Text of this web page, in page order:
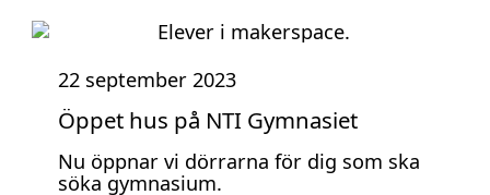
22 september 2023
Öppet hus på NTI Gymnasiet
Nu öppnar vi dörrarna för dig som ska
söka gymnasium.